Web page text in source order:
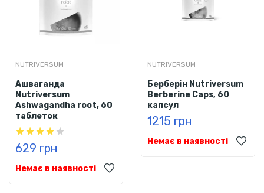
NUTRIVERSUM
Ашваганда
Nutriversum
Ashwagandha root, 60
таблеток
629 грн
Немає в наявності
NUTRIVERSUM
Берберін Nutriversum
Berberine Caps, 60
капсул
1215 грн
Немає в наявності